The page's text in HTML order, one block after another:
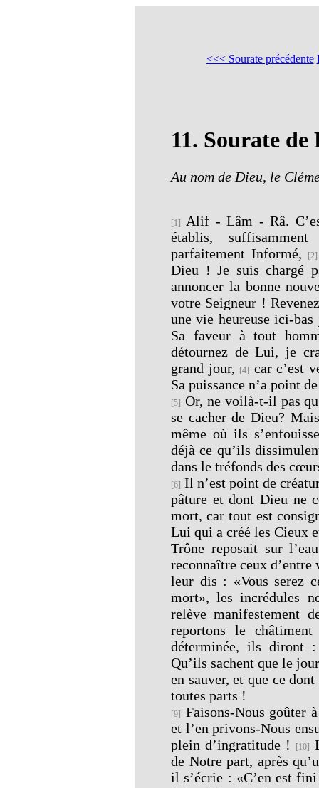
<<< Sourate précédente
11. Sourate
Au nom de Dieu, le
[1]
Alif - Lâm - Râ.
établis,
parfaitement Informé,
[2]
Dieu ! Je suis chargé
annoncer la bonne
votre Seigneur !
une vie heureuse ici-
Sa faveur à tout
détournez de Lui, je
grand jour, [4] car c’est
Sa puissance n’a point
[5] Or, ne voilà-t-il pas
se cacher de Dieu?
même où ils
déjà ce qu’ils
dans le tréfonds des
[6] Il n’est point de
pâture et dont Dieu ne
mort, car tout est
Lui qui a créé les Cieux
Trône reposait sur
reconnaître ceux
leur dis : «Vous serez
mort», les incrédules
relève manifestement
reportons le
déterminée, ils diront
Qu’ils sachent que le
en sauver, et que ce
toutes parts !
[9] Faisons-Nous goûter
et l’en privons-Nous
plein d’ingratitude !
[10]
de Notre part, après
il s’écrie : «C’en est